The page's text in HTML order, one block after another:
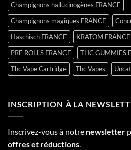
Champignons hallucinogènes FRANCE
Champignons magiques FRANCE
Haschisch FRANCE
KRATOM FRANCE
PRE ROLLS FRANCE
THC GUMMIES
Thc Vape Cartridge
Thc Vapes
INSCRIPTION À LA
Inscrivez-vous à notre newsletter
offres et réductions.